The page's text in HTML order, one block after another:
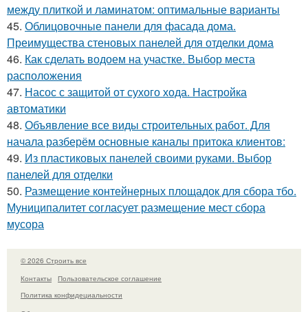
между плиткой и ламинатом: оптимальные варианты
45. Облицовочные панели для фасада дома.
Преимущества стеновых панелей для отделки дома
46. Как сделать водоем на участке. Выбор места
расположения
47. Насос с защитой от сухого хода. Настройка
автоматики
48. Объявление все виды строительных работ. Для
начала разберём основные каналы притока клиентов:
49. Из пластиковых панелей своими руками. Выбор
панелей для отделки
50. Размещение контейнерных площадок для сбора тбо.
Муниципалитет согласует размещение мест сбора
мусора
© 2026 Строить все
Контакты
Пользовательское соглашение
Политика конфидециальности